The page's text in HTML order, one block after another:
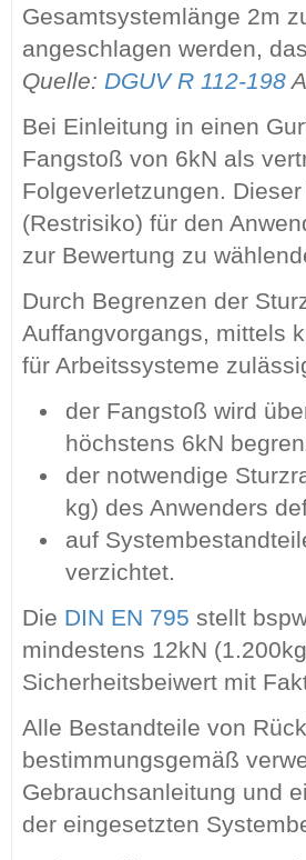
Gesamtsystemlänge 2m
angeschlagen werden,
Quelle: DGUV R 112-198
Bei Einleitung in einen
Fangstoß von 6kN als
Folgeverletzungen.
(Restrisiko) für den
zur Bewertung zu
Durch Begrenzen der
Auffangvorgangs, mittels
für Arbeitssysteme
der Fangstoß wird
höchstens 6kN
der notwendige
kg) des Anwenders
auf
verzichtet.
Die DIN EN 795 stellt
mindestens 12kN
Sicherheitsbeiwert mit
Alle Bestandteile von
bestimmungsgemäß
Gebrauchsanleitung und
der eingesetzten